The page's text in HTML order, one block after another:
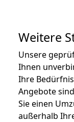
Weitere
Unsere
Ihnen
Ihre
Angebote
Sie einen
außerhalb